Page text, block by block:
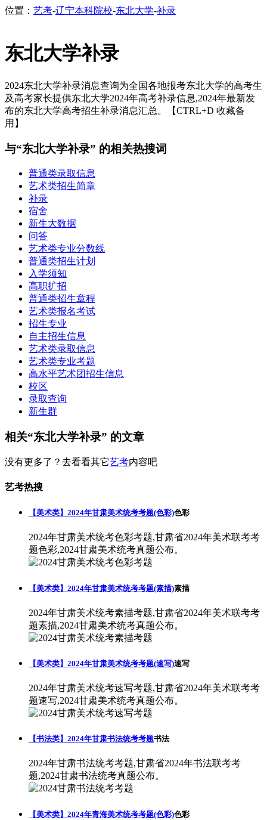
位置： 艺考-辽宁本科院校-东北大学-补录
东北大学补录
2024东北大学补录消息查询为全国各地报考东北大学的高考生
及高考家长提供东北大学2024年高考补录信息,2024年最新发
布的东北大学高考招生补录消息汇总。【CTRL+D 收藏备
用】
与“东北大学补录” 的相关热搜词
普通类录取信息
艺术类招生简章
补录
宿舍
新生大数据
问答
艺术类专业分数线
普通类招生计划
入学须知
高职扩招
普通类招生章程
艺术类报名考试
招生专业
自主招生信息
艺术类录取信息
艺术类专业考题
高水平艺术团招生信息
校区
录取查询
新生群
相关“东北大学补录” 的文章
没有更多了？去看看其它艺考内容吧
艺考热搜
【美术类】2024年甘肃美术统考考题(色彩)色彩
2024年甘肃美术统考色彩考题,甘肃省2024年美术联考考
题色彩,2024甘肃美术统考真题公布。
【美术类】2024年甘肃美术统考考题(素描)素描
2024年甘肃美术统考素描考题,甘肃省2024年美术联考考
题素描,2024甘肃美术统考真题公布。
【美术类】2024年甘肃美术统考考题(速写)速写
2024年甘肃美术统考速写考题,甘肃省2024年美术联考考
题速写,2024甘肃美术统考真题公布。
【书法类】2024年甘肃书法统考考题书法
2024年甘肃书法统考考题,甘肃省2024年书法联考考
题,2024甘肃书法统考真题公布。
【美术类】2024年青海美术统考考题(色彩)色彩